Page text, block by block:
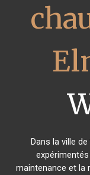
Dans la ville de
maintenance et la